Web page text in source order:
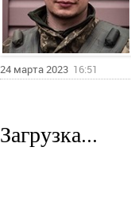
24 марта 2023 16:51
Загрузка...